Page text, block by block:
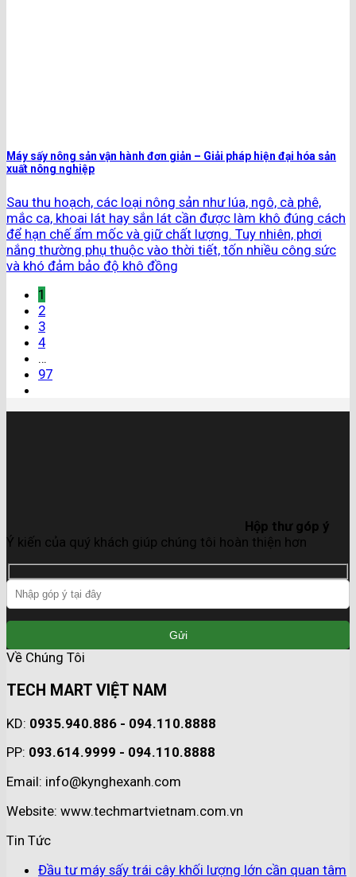
Máy sấy nông sản vận hành đơn giản – Giải pháp hiện đại hóa sản
xuất nông nghiệp
Sau thu hoạch, các loại nông sản như lúa, ngô, cà phê,
mắc ca, khoai lát hay sắn lát cần được làm khô đúng cách
để hạn chế ẩm mốc và giữ chất lượng. Tuy nhiên, phơi
nắng thường phụ thuộc vào thời tiết, tốn nhiều công sức
và khó đảm bảo độ khô đồng
1
2
3
4
…
97
Hộp thư góp ý
Ý kiến của quý khách giúp chúng tôi hoàn thiện hơn
Về Chúng Tôi
TECH MART VIỆT NAM
KD: 0935.940.886 - 094.110.8888
PP: 093.614.9999 - 094.110.8888
Email: info@kynghexanh.com
Website: www.techmartvietnam.com.vn
Tin Tức
Đầu tư máy sấy trái cây khối lượng lớn cần quan tâm